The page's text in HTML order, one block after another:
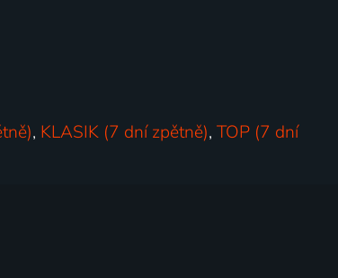
, KLASIK (7 dní zpětně),TOP (7 dní